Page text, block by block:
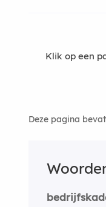
Klik op een
Deze pagina